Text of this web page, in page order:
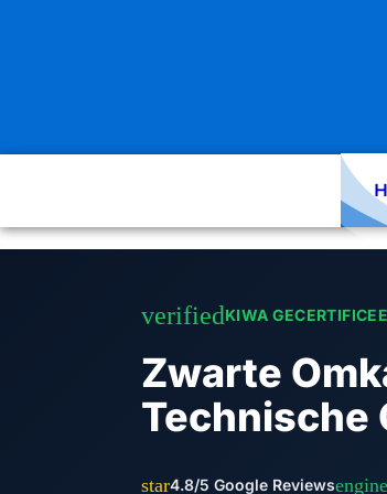
verifiedKIWA
Zwarte
Technische
star4.8/5 Google Reviews